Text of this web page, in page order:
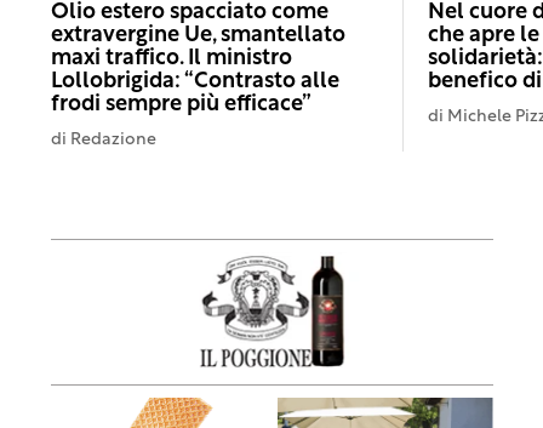
Olio estero spacciato come
extravergine Ue, smantellato
maxi traffico. Il ministro
Lollobrigida: “Contrasto alle
frodi sempre più efficace”
di Redazione
Nel cuore
che apre
benefico
di Michele